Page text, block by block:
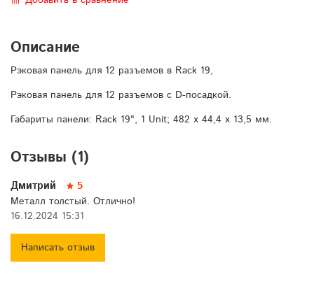
Описание
Рэковая панель для 12 разъемов в Rack 19,
Рэковая панель для 12 разъемов с D-посадкой.
Габариты панели: Rack 19", 1 Unit; 482 х 44,4 х 13,5 мм.
Отзывы (1)
Дмитрий
5
Металл толстый. Отлично!
16.12.2024 15:31
Написать отзыв